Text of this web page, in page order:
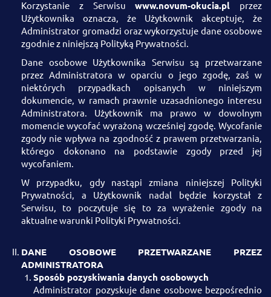
Korzystanie z Serwisuwww.novum-okucia.pl przez
Użytkownika oznacza, że Użytkownik akceptuje, że
Administrator gromadzi oraz wykorzystuje dane osobowe
zgodnie z niniejszą Polityką Prywatności.
Dane osobowe Użytkownika Serwisu są przetwarzane
przez Administratora w oparciu o jego zgodę, zaś w
niektórych przypadkach opisanych w niniejszym
dokumencie, w ramach prawnie uzasadnionego interesu
Administratora. Użytkownik ma prawo w dowolnym
momencie wycofać wyrażoną wcześniej zgodę. Wycofanie
zgody nie wpływa na zgodność z prawem przetwarzania,
którego dokonano na podstawie zgody przed jej
wycofaniem.
W przypadku, gdy nastąpi zmiana niniejszej Polityki
Prywatności, a Użytkownik nadal będzie korzystał z
Serwisu, to poczytuje się to za wyrażenie zgody na
aktualne warunki Polityki Prywatności.
DANE OSOBOWE PRZETWARZANE PRZEZ
ADMINISTRATORA
Sposób pozyskiwania danych osobowych
Administrator pozyskuje dane osobowe bezpośrednio